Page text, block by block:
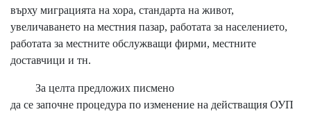
върху миграцията на хора, стандарта на живот,
увеличаването на местния пазар, работата за населението,
работата за местните обслужващи фирми, местните
доставчици и тн.
За целта предложих писмено
да се започне процедура по изменение на действащия ОУП